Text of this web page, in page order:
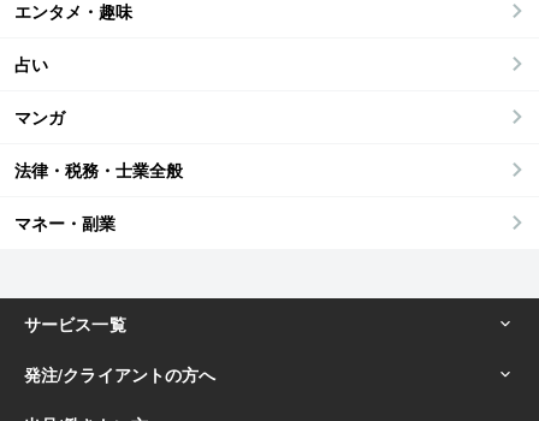
エンタメ・趣味
占い
マンガ
法律・税務・士業全般
マネー・副業